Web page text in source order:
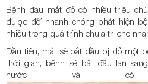
Bệnh đau mắt đỏ có nhiều triệu
được để nhanh chóng phát hiện
nhiều trong quá trình chữa trị cho
Đầu tiên, mắt sẽ bắt đầu bị đỏ một
thời gian, bệnh sẽ bắt đầu lan
nước và có